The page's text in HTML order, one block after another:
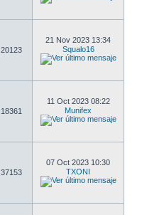
20123
21 Nov 2023 13:34
Squalo16
18361
11 Oct 2023 08:22
Munifex
37153
07 Oct 2023 10:30
TXONI